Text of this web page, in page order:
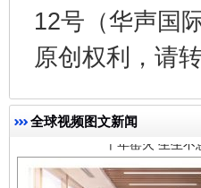
12号（华声国
原创权利，请
全球视频图文新闻
千年窑火 生生不